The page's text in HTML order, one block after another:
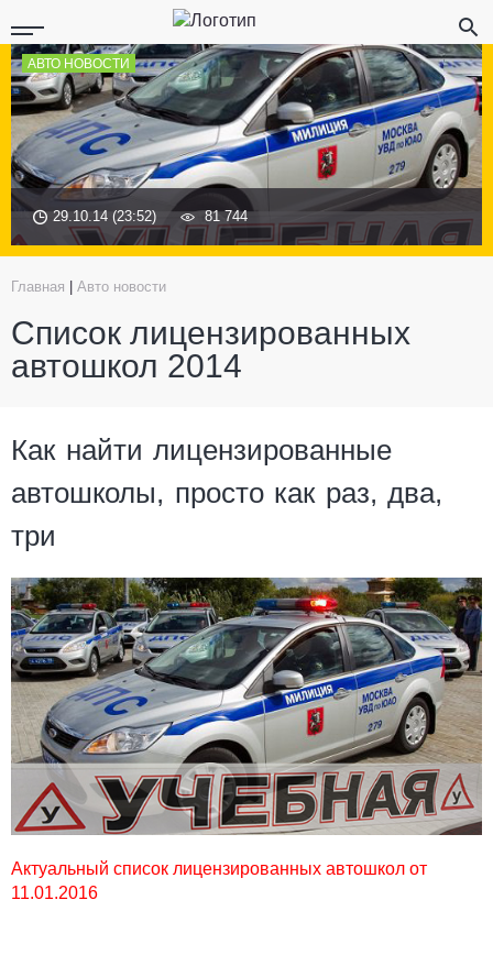
АВТО НОВОСТИ
29.10.14 (23:52) 81 744
Главная Авто новости
Список лицензированных
автошкол 2014
Как найти лицензированные
автошколы, просто как раз, два,
три
Актуальный список лицензированных автошкол от
11.01.2016